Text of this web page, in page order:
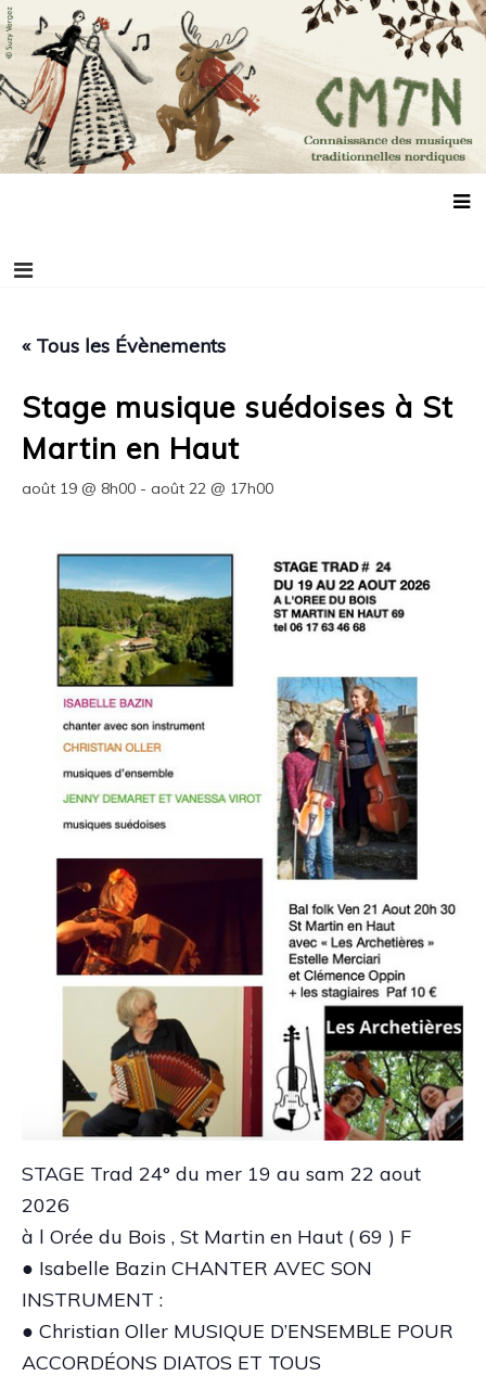
Aller
au
contenu
Connaissance des musiques traditionnelles
nordiques
Association de promotion des musiques, des danses et de la culture
scandinaves
« Tous les Évènements
Stage musique suédoises à St
Martin en Haut
août 19 @ 8h00 - août 22 @ 17h00
STAGE Trad 24° du mer 19 au sam 22 aout
2026
à l Orée du Bois , St Martin en Haut ( 69 ) F
● Isabelle Bazin CHANTER AVEC SON
INSTRUMENT :
● Christian Oller MUSIQUE D’ENSEMBLE POUR
ACCORDÉONS DIATOS ET TOUS